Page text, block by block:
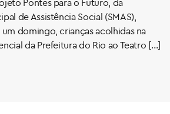
de Assistência Social (SMAS),
domingo, crianças acolhidas na
da Prefeitura do Rio ao Teatro […]